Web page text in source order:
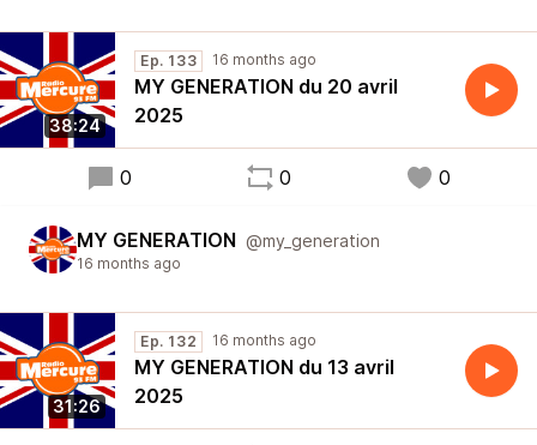
38:24
Ep. 133 16 months ago
MY GENERATION du 20 avril
2025
0 0 0
MY GENERATION @my_generation
16 months ago
31:26
Ep. 132 16 months ago
MY GENERATION du 13 avril
2025